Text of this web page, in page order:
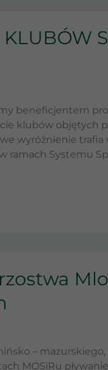
beneficjentem
klubów
wyróżnienie
ramach Systemu
–
MOSiRu